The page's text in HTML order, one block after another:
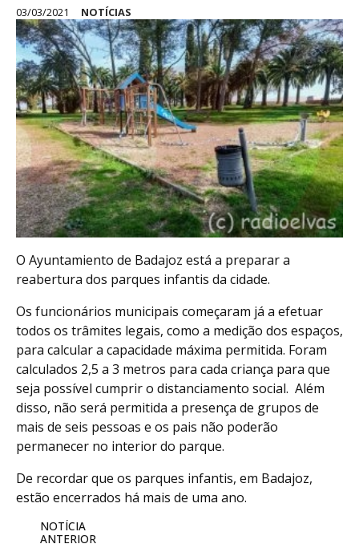
03/03/2021 NOTÍCIAS
O Ayuntamiento de Badajoz está a preparar a
reabertura dos parques infantis da cidade.
Os funcionários municipais começaram já a efetuar
todos os trâmites legais, como a medição dos espaços,
para calcular a capacidade máxima permitida. Foram
calculados 2,5 a 3 metros para cada criança para que
seja possível cumprir o distanciamento social. Além
disso, não será permitida a presença de grupos de
mais de seis pessoas e os pais não poderão
permanecer no interior do parque.
De recordar que os parques infantis, em Badajoz,
estão encerrados há mais de uma ano.
NOTÍCIA
ANTERIOR